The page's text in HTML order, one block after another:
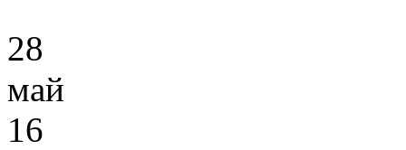
28
май
16